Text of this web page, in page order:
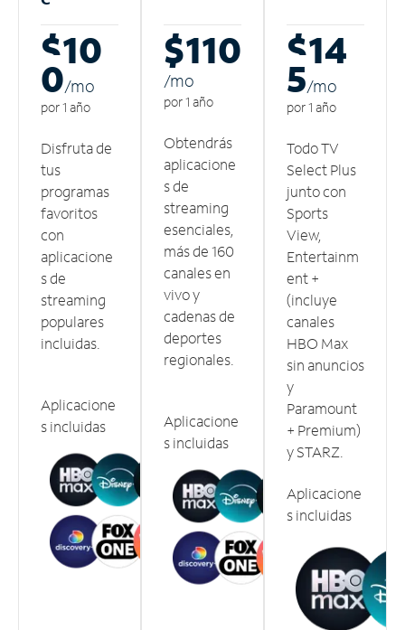
$10
0/mo
por 1 año
Disfruta de
tus
programas
favoritos
con
aplicacione
s de
streaming
populares
incluidas.
Aplicacione
s incluidas
$110
/mo
por 1 año
Obtendrás
aplicacione
s de
streaming
esenciales,
más de 160
canales en
vivo y
cadenas de
deportes
regionales.
Aplicacione
s incluidas
$14
5/mo
por 1 año
Todo TV
Select Plus
junto con
Sports
View,
Entertainm
ent +
(incluye
canales
HBO Max
sin anuncios
y
Paramount
+ Premium)
y STARZ.
Aplicacione
s incluidas